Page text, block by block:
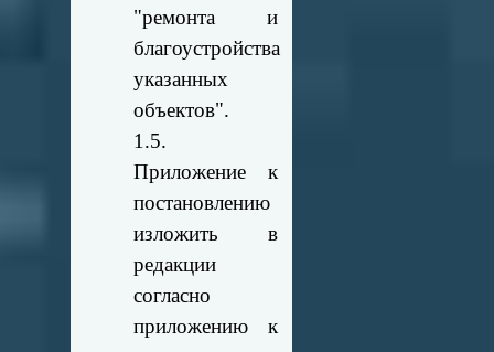
"ремонта и
благоустройства
указанных
объектов".
1.5.
Приложение к
постановлению
изложить в
редакции
согласно
приложению к